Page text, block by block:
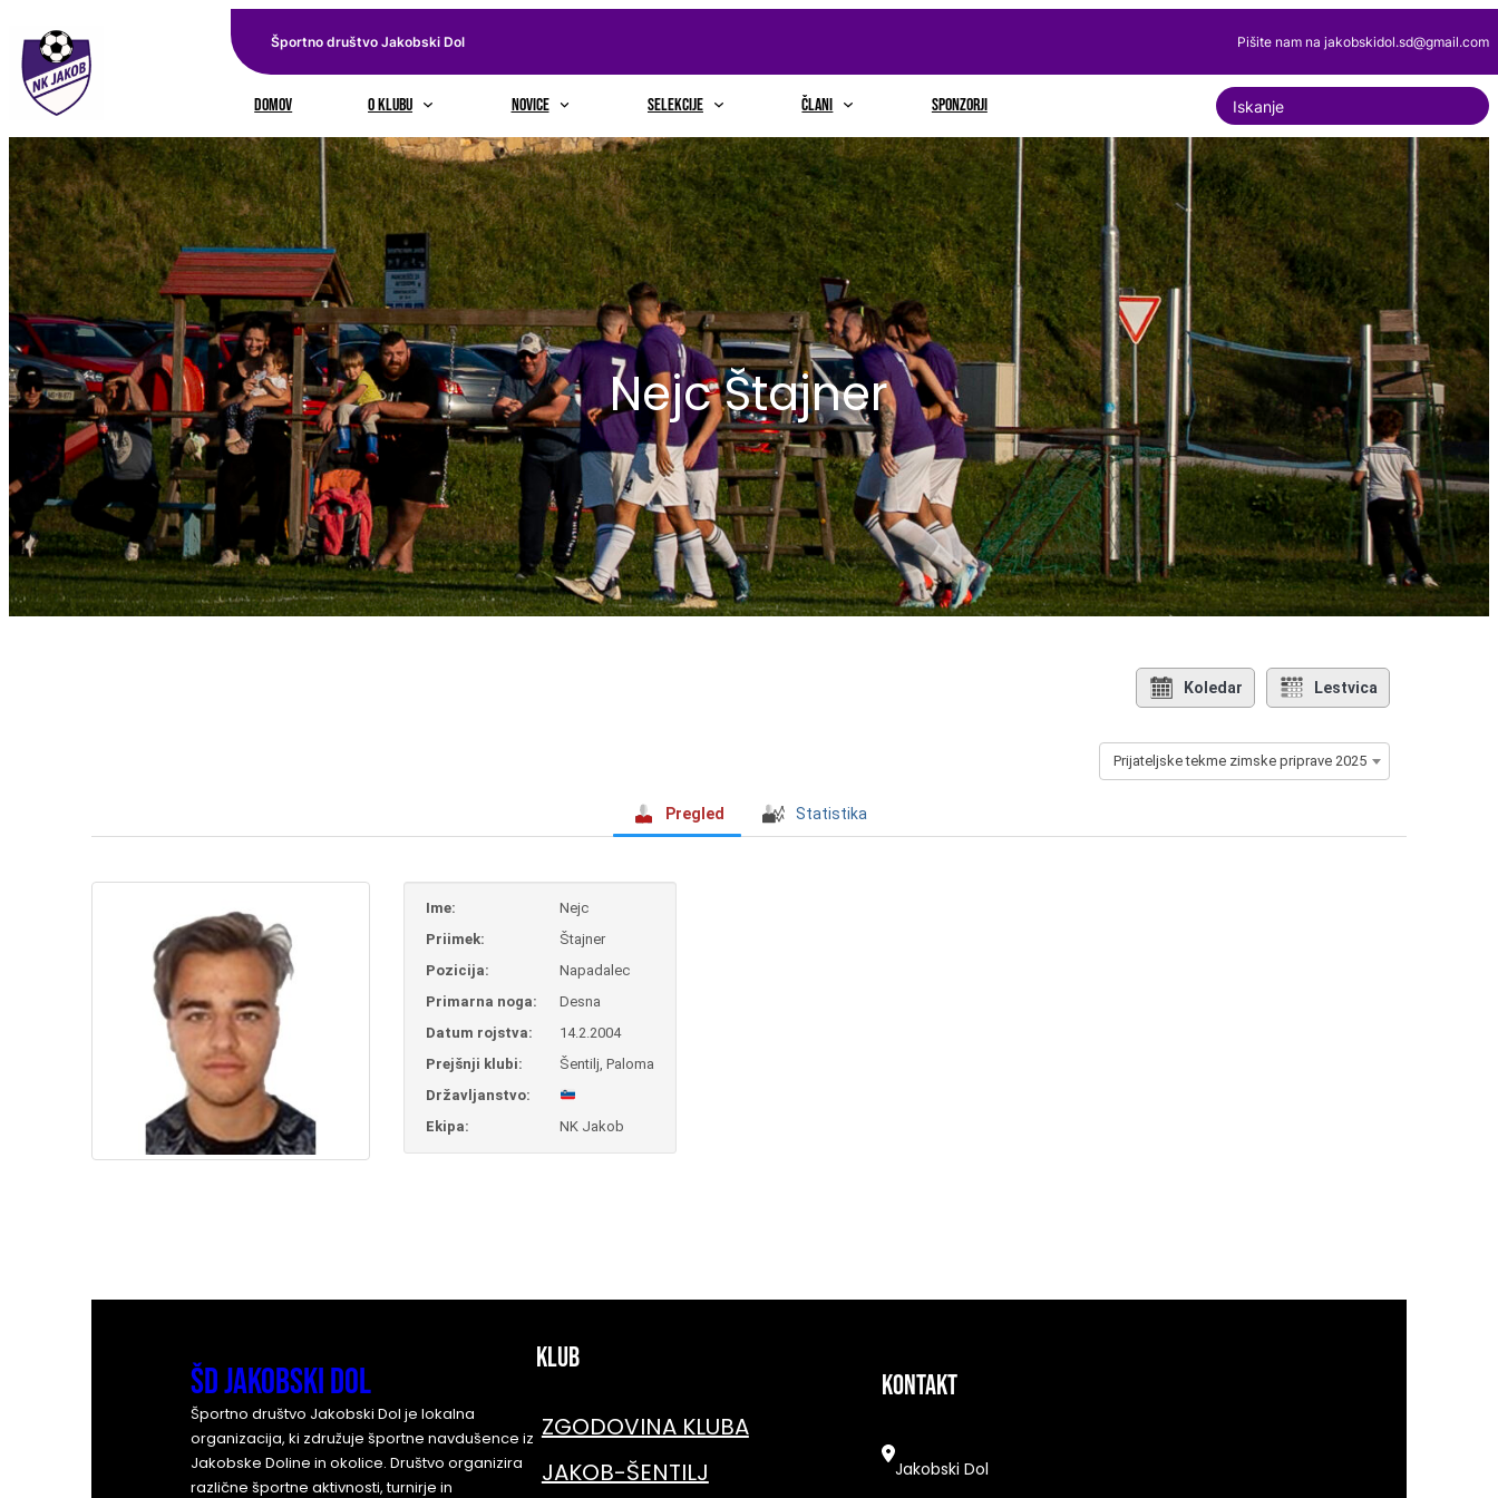
Preskoči
na
vsebino
Športno društvo Jakobski Dol Pišite nam na jakobskidol.sd@gmail.com
domov O KLUBU NOVICE selekcije člani sponzorji
S
e
a
r
c
h
Nejc Štajner
Koledar Lestvica
Prijateljske tekme zimske priprave 2025
Pregled Statistika
Ime:
Nejc
Priimek:
Štajner
Pozicija:
Napadalec
Primarna noga:
Desna
Datum rojstva:
14.2.2004
Prejšnji klubi:
Šentilj, Paloma
Državljanstvo:
Ekipa:
NK Jakob
ŠD Jakobski Dol
Športno društvo Jakobski Dol je lokalna
organizacija, ki združuje športne navdušence iz
Jakobske Doline in okolice. Društvo organizira
različne športne aktivnosti, turnirje in
KLUB
ZGODOVINA KLUBA
JAKOB-ŠENTILJ
kontakt
Jakobski Dol